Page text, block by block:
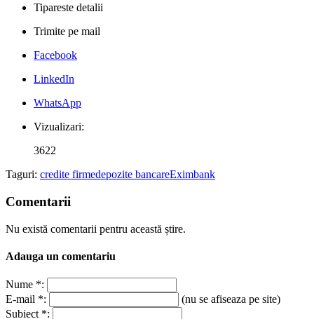
Tipareste detalii
Trimite pe mail
Facebook
LinkedIn
WhatsApp
Vizualizari:
3622
Taguri: credite firmedepozite bancareEximbank
Comentarii
Nu există comentarii pentru această știre.
Adauga un comentariu
Nume *:
E-mail *:
(nu se afiseaza pe site)
Subiect *: